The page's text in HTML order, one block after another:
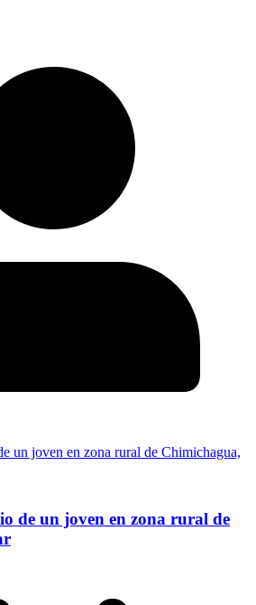
de un joven en zona rural de